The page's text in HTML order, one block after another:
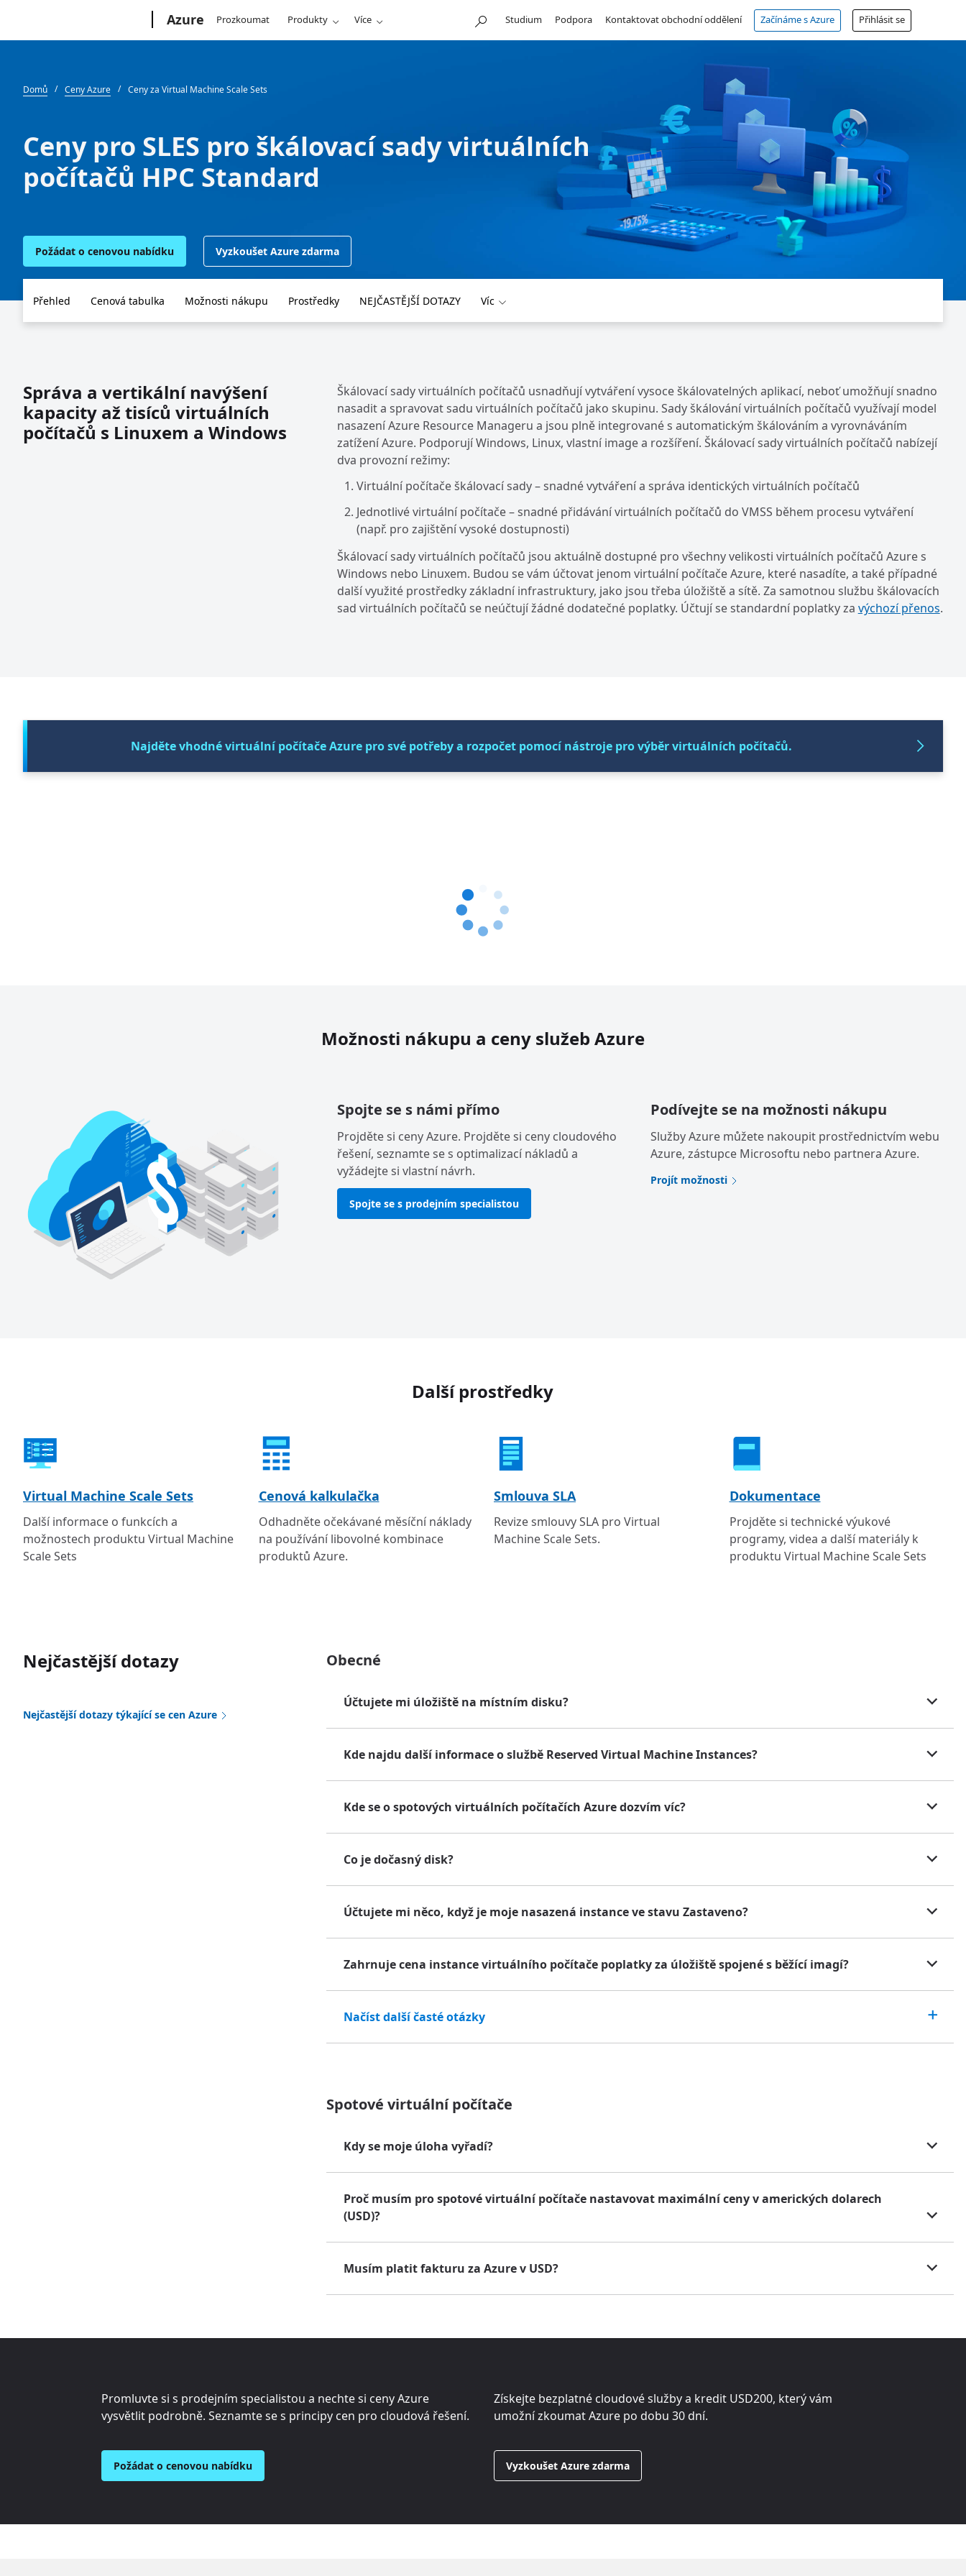
Azure Prozkoumat Produkty Více Studium Podpora Kontaktovat obchodní oddělení Začínáme s Azure Přihlásit se
Domů Ceny Azure Ceny za Virtual Machine Scale Sets
Ceny pro SLES pro škálovací sady virtuálních
počítačů HPC Standard
Požádat o cenovou nabídku Vyzkoušet Azure zdarma
Přehled Cenová tabulka Možnosti nákupu Prostředky NEJČASTĚJŠÍ DOTAZY Víc
Správa a vertikální navýšení
kapacity až tisíců virtuálních
počítačů s Linuxem a Windows
Škálovací sady virtuálních počítačů usnadňují vytváření vysoce škálovatelných aplikací, neboť umožňují snadno
nasadit a spravovat sadu virtuálních počítačů jako skupinu. Sady škálování virtuálních počítačů využívají model
nasazení Azure Resource Manageru a jsou plně integrované s automatickým škálováním a vyrovnáváním
zatížení Azure. Podporují Windows, Linux, vlastní image a rozšíření. Škálovací sady virtuálních počítačů nabízejí
dva provozní režimy:
Virtuální počítače škálovací sady – snadné vytváření a správa identických virtuálních počítačů
Jednotlivé virtuální počítače – snadné přidávání virtuálních počítačů do VMSS během procesu vytváření
(např. pro zajištění vysoké dostupnosti)
Škálovací sady virtuálních počítačů jsou aktuálně dostupné pro všechny velikosti virtuálních počítačů Azure s
Windows nebo Linuxem. Budou se vám účtovat jenom virtuální počítače Azure, které nasadíte, a také případné
další využité prostředky základní infrastruktury, jako jsou třeba úložiště a sítě. Za samotnou službu škálovacích
sad virtuálních počítačů se neúčtují žádné dodatečné poplatky. Účtují se standardní poplatky za výchozí přenos.
Najděte vhodné virtuální počítače Azure pro své potřeby a rozpočet pomocí nástroje pro výběr virtuálních počítačů.
Možnosti nákupu a ceny služeb Azure
Spojte se s námi přímo
Projděte si ceny Azure. Projděte si ceny cloudového
řešení, seznamte se s optimalizací nákladů a
vyžádejte si vlastní návrh.
Spojte se s prodejním specialistou
Podívejte se na možnosti nákupu
Služby Azure můžete nakoupit prostřednictvím webu
Azure, zástupce Microsoftu nebo partnera Azure.
Projít možnosti
Další prostředky
Virtual Machine Scale Sets
Další informace o funkcích a
možnostech produktu Virtual Machine
Scale Sets
Cenová kalkulačka
Odhadněte očekávané měsíční náklady
na používání libovolné kombinace
produktů Azure.
Smlouva SLA
Revize smlouvy SLA pro Virtual
Machine Scale Sets.
Dokumentace
Projděte si technické výukové
programy, videa a další materiály k
produktu Virtual Machine Scale Sets
Nejčastější dotazy
Nejčastější dotazy týkající se cen Azure
Obecné
Účtujete mi úložiště na místním disku?
Kde najdu další informace o službě Reserved Virtual Machine Instances?
Kde se o spotových virtuálních počítačích Azure dozvím víc?
Co je dočasný disk?
Účtujete mi něco, když je moje nasazená instance ve stavu Zastaveno?
Zahrnuje cena instance virtuálního počítače poplatky za úložiště spojené s běžící imagí?
Načíst další časté otázky
Spotové virtuální počítače
Kdy se moje úloha vyřadí?
Proč musím pro spotové virtuální počítače nastavovat maximální ceny v amerických dolarech
(USD)?
Musím platit fakturu za Azure v USD?
Promluvte si s prodejním specialistou a nechte si ceny Azure
vysvětlit podrobně. Seznamte se s principy cen pro cloudová řešení.
Požádat o cenovou nabídku
Získejte bezplatné cloudové služby a kredit USD200, který vám
umožní zkoumat Azure po dobu 30 dní.
Vyzkoušet Azure zdarma